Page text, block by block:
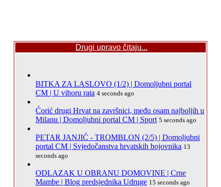
Drugi upravo čitaju...
BITKA ZA LASLOVO (1/2) | Domoljubni portal
CM | U vihoru rata 4 seconds ago
Ćorić drugi Hrvat na završnici, među osam najboljih u
Milanu | Domoljubni portal CM | Sport 5 seconds ago
PETAR JANJIĆ - TROMBLON (2/5) | Domoljubni
portal CM | Svjedočanstva hrvatskih bojovnika 13
seconds ago
ODLAZAK U OBRANU DOMOVINE | Crne
Mambe | Blog predsjednika Udruge 15 seconds ago